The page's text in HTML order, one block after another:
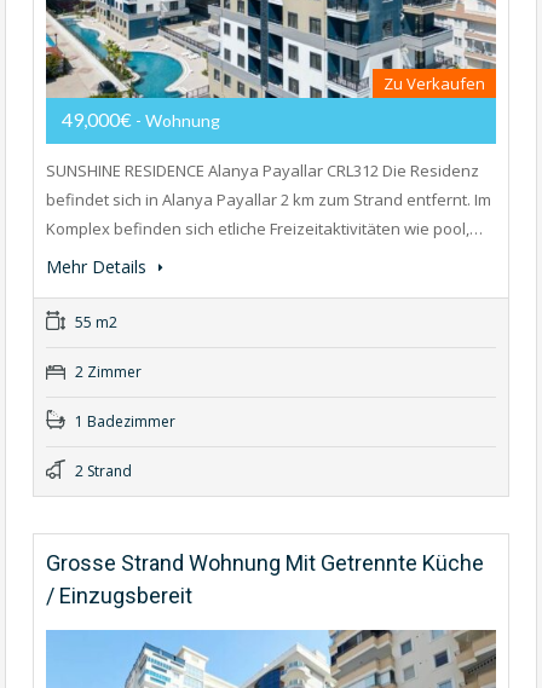
Zu Verkaufen
49,000€ - Wohnung
SUNSHINE RESIDENCE Alanya Payallar CRL312 Die Residenz
befindet sich in Alanya Payallar 2 km zum Strand entfernt. Im
Komplex befinden sich etliche Freizeitaktivitäten wie pool,…
Mehr Details
55 m2
2 Zimmer
1 Badezimmer
2 Strand
Grosse Strand Wohnung Mit Getrennte Küche
/ Einzugsbereit